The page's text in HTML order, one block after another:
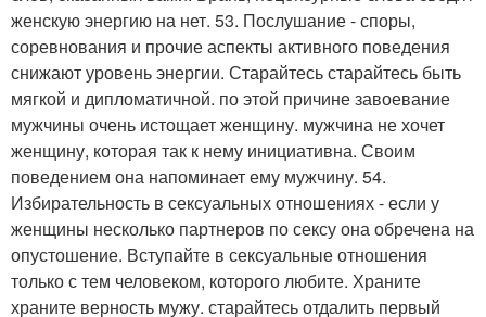
женскую энергию на нет. 53. Послушание - споры,
соревнования и прочие аспекты активного поведения
снижают уровень энергии. Старайтесь старайтесь быть
мягкой и дипломатичной. по этой причине завоевание
мужчины очень истощает женщину. мужчина не хочет
женщину, которая так к нему инициативна. Своим
поведением она напоминает ему мужчину. 54.
Избирательность в сексуальных отношениях - если у
женщины несколько партнеров по сексу она обречена на
опустошение. Вступайте в сексуальные отношения
только с тем человеком, которого любите. Храните
храните верность мужу. старайтесь отдалить первый